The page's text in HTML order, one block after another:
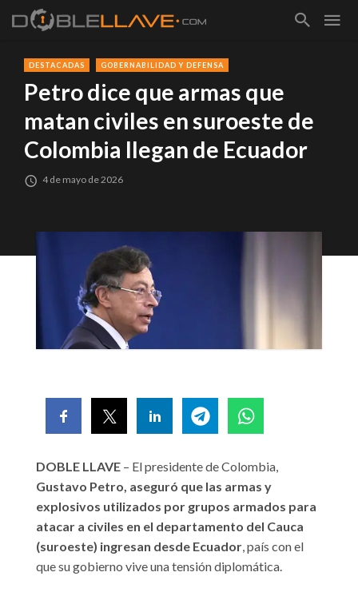
DESTACADAS GOBERNABILIDAD Y DEFENSA
Petro dice que armas que
matan civiles en suroeste de
Colombia llegan de Ecuador
4 de mayo de 2026
DOBLE LLAVE – El presidente de Colombia,
Gustavo Petro, aseguró que las armas y
explosivos utilizados por grupos armados para
atacar a civiles en el departamento del Cauca
(suroeste) ingresan desde Ecuador, país con el
que su gobierno vive una tensión diplomática.